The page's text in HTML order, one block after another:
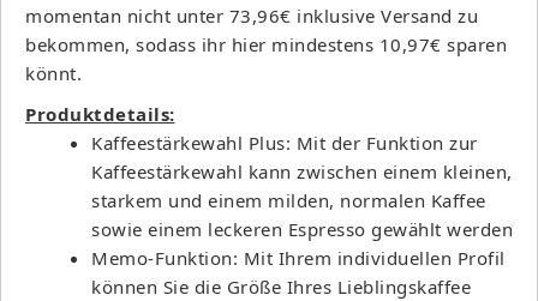
momentan nicht unter 73,96€ inklusive Versand zu
bekommen, sodass ihr hier mindestens 10,97€ sparen
könnt.
Produktdetails:
Kaffeestärkewahl Plus: Mit der Funktion zur
Kaffeestärkewahl kann zwischen einem kleinen,
starkem und einem milden, normalen Kaffee
sowie einem leckeren Espresso gewählt werden
Memo-Funktion: Mit Ihrem individuellen Profil
können Sie die Größe Ihres Lieblingskaffee